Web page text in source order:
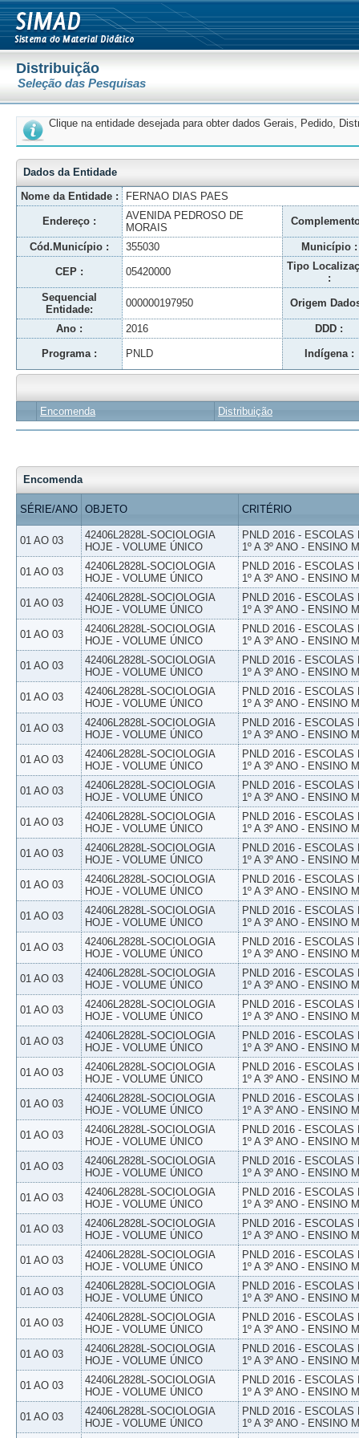
Distribuição
Seleção das Pesquisas
Clique na entidade desejada para obter dados Gerais, Pedido,
Dados da Entidade
Nome da Entidade :
FERNAO DIAS PAES
Endereço :
AVENIDA PEDROSO DE
MORAIS
Cód.Município : 355030 Município :
CEP : 05420000
Tipo
:
Sequencial
Entidade:
000000197950 Origem
Ano : 2016 DDD :
Programa : PNLD Indígena :
Encomenda Distribuição
Encomenda
SÉRIE/ANO OBJETO CRITÉRIO
01 AO 03
42406L2828L-SOCIOLOGIA
HOJE - VOLUME ÚNICO
PNLD 2016 -
1º A 3º ANO - ENSINO
01 AO 03
42406L2828L-SOCIOLOGIA
HOJE - VOLUME ÚNICO
PNLD 2016 -
1º A 3º ANO - ENSINO
01 AO 03
42406L2828L-SOCIOLOGIA
HOJE - VOLUME ÚNICO
PNLD 2016 -
1º A 3º ANO - ENSINO
01 AO 03
42406L2828L-SOCIOLOGIA
HOJE - VOLUME ÚNICO
PNLD 2016 -
1º A 3º ANO - ENSINO
01 AO 03
42406L2828L-SOCIOLOGIA
HOJE - VOLUME ÚNICO
PNLD 2016 -
1º A 3º ANO - ENSINO
01 AO 03
42406L2828L-SOCIOLOGIA
HOJE - VOLUME ÚNICO
PNLD 2016 -
1º A 3º ANO - ENSINO
01 AO 03
42406L2828L-SOCIOLOGIA
HOJE - VOLUME ÚNICO
PNLD 2016 -
1º A 3º ANO - ENSINO
01 AO 03
42406L2828L-SOCIOLOGIA
HOJE - VOLUME ÚNICO
PNLD 2016 -
1º A 3º ANO - ENSINO
01 AO 03
42406L2828L-SOCIOLOGIA
HOJE - VOLUME ÚNICO
PNLD 2016 -
1º A 3º ANO - ENSINO
01 AO 03
42406L2828L-SOCIOLOGIA
HOJE - VOLUME ÚNICO
PNLD 2016 -
1º A 3º ANO - ENSINO
01 AO 03
42406L2828L-SOCIOLOGIA
HOJE - VOLUME ÚNICO
PNLD 2016 -
1º A 3º ANO - ENSINO
01 AO 03
42406L2828L-SOCIOLOGIA
HOJE - VOLUME ÚNICO
PNLD 2016 -
1º A 3º ANO - ENSINO
01 AO 03
42406L2828L-SOCIOLOGIA
HOJE - VOLUME ÚNICO
PNLD 2016 -
1º A 3º ANO - ENSINO
01 AO 03
42406L2828L-SOCIOLOGIA
HOJE - VOLUME ÚNICO
PNLD 2016 -
1º A 3º ANO - ENSINO
01 AO 03
42406L2828L-SOCIOLOGIA
HOJE - VOLUME ÚNICO
PNLD 2016 -
1º A 3º ANO - ENSINO
01 AO 03
42406L2828L-SOCIOLOGIA
HOJE - VOLUME ÚNICO
PNLD 2016 -
1º A 3º ANO - ENSINO
01 AO 03
42406L2828L-SOCIOLOGIA
HOJE - VOLUME ÚNICO
PNLD 2016 -
1º A 3º ANO - ENSINO
01 AO 03
42406L2828L-SOCIOLOGIA
HOJE - VOLUME ÚNICO
PNLD 2016 -
1º A 3º ANO - ENSINO
01 AO 03
42406L2828L-SOCIOLOGIA
HOJE - VOLUME ÚNICO
PNLD 2016 -
1º A 3º ANO - ENSINO
01 AO 03
42406L2828L-SOCIOLOGIA
HOJE - VOLUME ÚNICO
PNLD 2016 -
1º A 3º ANO - ENSINO
01 AO 03
42406L2828L-SOCIOLOGIA
HOJE - VOLUME ÚNICO
PNLD 2016 -
1º A 3º ANO - ENSINO
01 AO 03
42406L2828L-SOCIOLOGIA
HOJE - VOLUME ÚNICO
PNLD 2016 -
1º A 3º ANO - ENSINO
01 AO 03
42406L2828L-SOCIOLOGIA
HOJE - VOLUME ÚNICO
PNLD 2016 -
1º A 3º ANO - ENSINO
01 AO 03
42406L2828L-SOCIOLOGIA
HOJE - VOLUME ÚNICO
PNLD 2016 -
1º A 3º ANO - ENSINO
01 AO 03
42406L2828L-SOCIOLOGIA
HOJE - VOLUME ÚNICO
PNLD 2016 -
1º A 3º ANO - ENSINO
01 AO 03
42406L2828L-SOCIOLOGIA
HOJE - VOLUME ÚNICO
PNLD 2016 -
1º A 3º ANO - ENSINO
01 AO 03
42406L2828L-SOCIOLOGIA
HOJE - VOLUME ÚNICO
PNLD 2016 -
1º A 3º ANO - ENSINO
01 AO 03
42406L2828L-SOCIOLOGIA
HOJE - VOLUME ÚNICO
PNLD 2016 -
1º A 3º ANO - ENSINO
01 AO 03
42406L2828L-SOCIOLOGIA
HOJE - VOLUME ÚNICO
PNLD 2016 -
1º A 3º ANO - ENSINO